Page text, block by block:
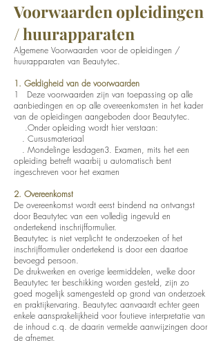
Voorwaarden opleidingen
/ huurapparaten
Algemene Voorwaarden voor de opleidingen /
huurapparaten van Beautytec.
1. Geldigheid van de voorwaarden
1 Deze voorwaarden zijn van toepassing op alle
aanbiedingen en op alle overeenkomsten in het kader
van de opleidingen aangeboden door Beautytec.
.Onder opleiding wordt hier verstaan:
. Cursusmateriaal
. Mondelinge lesdagen3. Examen, mits het een
opleiding betreft waarbij u automatisch bent
ingeschreven voor het examen
2. Overeenkomst
De overeenkomst wordt eerst bindend na ontvangst
door Beautytec van een volledig ingevuld en
ondertekend inschrijfformulier.
Beautytec is niet verplicht te onderzoeken of het
inschrijfformulier ondertekend is door een daartoe
bevoegd persoon.
De drukwerken en overige leermiddelen, welke door
Beautytec ter beschikking worden gesteld, zijn zo
goed mogelijk samengesteld op grond van onderzoek
en praktijkervaring. Beautytec aanvaardt echter geen
enkele aansprakelijkheid voor foutieve interpretatie van
de inhoud c.q. de daarin vermelde aanwijzingen door
de afnemer.